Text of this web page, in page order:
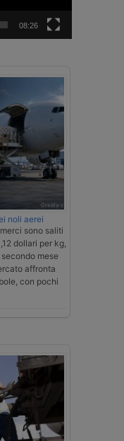
08:26
noli aerei
sono saliti
dollari per kg,
mese
affronta
con pochi